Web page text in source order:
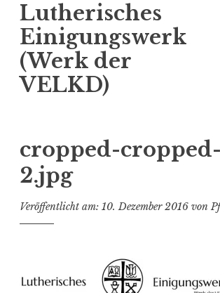
Lutherisches
Einigungswerk
(Werk der
VELKD)
cropped-
2.jpg
Veröffentlicht am: 10. Dezember 2016 von